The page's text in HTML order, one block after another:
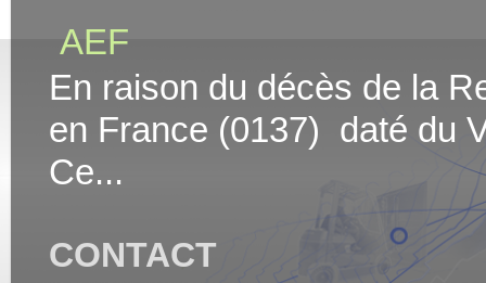
AEF
En raison du décès de la
en France (0137) daté du
Ce...
CONTACT